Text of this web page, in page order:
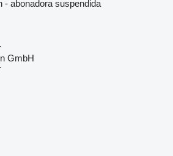
- abonadora suspendida
GmbH